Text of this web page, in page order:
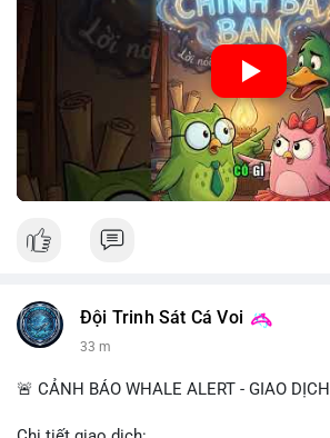
Nguồn: Cú Thông Thái
Đội Trinh Sát Cá Voi
33 m
🚨 CẢNH BÁO WHALE ALERT - GIAO